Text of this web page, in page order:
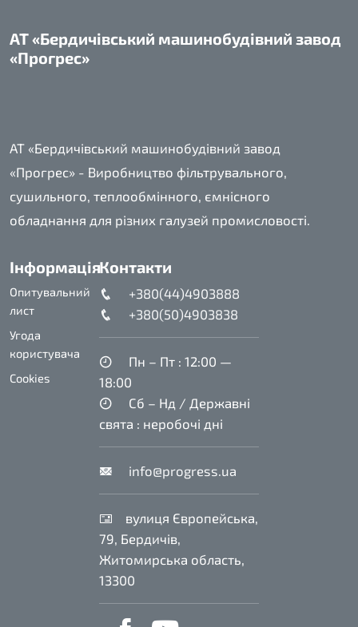
АТ «Бердичівський машинобудівний завод
«Прогрес»
АТ «Бердичівський машинобудівний завод
«Прогрес» - Виробництво фільтрувального,
сушильного, теплообмінного, ємнісного
обладнання для різних галузей промисловості.
Інформація
Опитувальний
лист
Угода
користувача
Cookies
Контакти
+380(44)4903888
+380(50)4903838
Пн – Пт : 12:00 —
18:00
Сб – Нд / Державні
свята : неробочі дні
info@progress.ua
вулиця Європейська,
79, Бердичів,
Житомирська область,
13300